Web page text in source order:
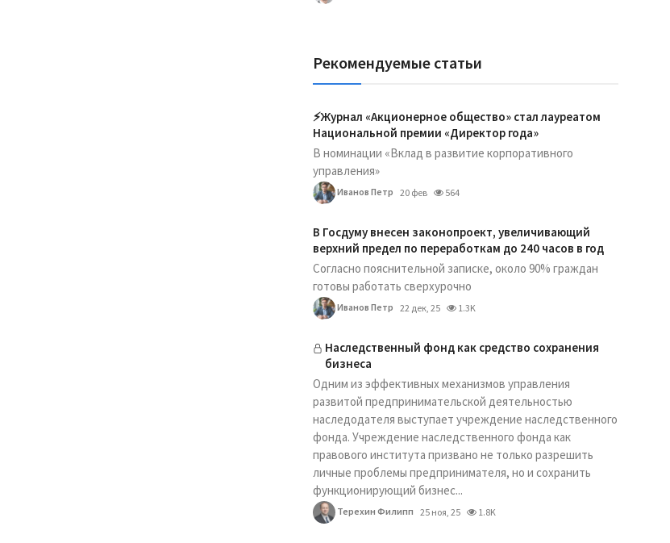
Рекомендуемые статьи
⚡️Журнал «Акционерное общество» стал лауреатом
Национальной премии «Директор года»
В номинации «Вклад в развитие корпоративного
управления»
Иванов Петр 20 фев 564
В Госдуму внесен законопроект, увеличивающий
верхний предел по переработкам до 240 часов в год
Согласно пояснительной записке, около 90% граждан
готовы работать сверхурочно
Иванов Петр 22 дек, 25 1.3K
Наследственный фонд как средство сохранения
бизнеса
Одним из эффективных механизмов управления
развитой предпринимательской деятельностью
наследодателя выступает учреждение наследственного
фонда. Учреждение наследственного фонда как
правового института призвано не только разрешить
личные проблемы предпринимателя, но и сохранить
функционирующий бизнес...
Терехин Филипп 25 ноя, 25 1.8K